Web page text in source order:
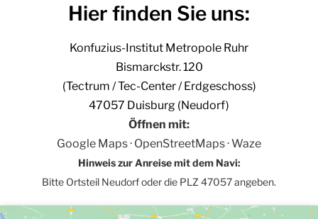
Hier finden Sie uns:
Konfuzius-Institut Metropole Ruhr
Bismarckstr. 120
(Tectrum / Tec-Center / Erdgeschoss)
47057 Duisburg (Neudorf)
Öffnen mit:
Google Maps· OpenStreetMaps·Waze
Hinweis zur Anreise mit dem Navi:
Bitte Ortsteil Neudorf oder die PLZ 47057 angeben.